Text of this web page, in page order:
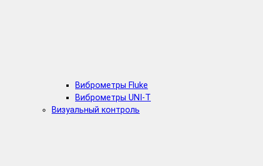
Виброметры Fluke
Виброметры UNI-T
Визуальный контроль